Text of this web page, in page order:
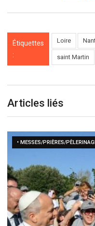
Étiquettes
:
Loire
saint Martin
Articles liés
• MESSES/PRIÈRES/